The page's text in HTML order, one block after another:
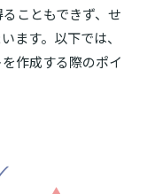
こともできず、せ
ます。以下では、
作成する際のポイ